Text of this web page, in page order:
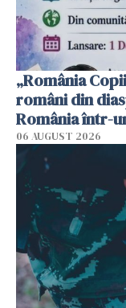
„România
români din
România într-
06 AUGUST 2026